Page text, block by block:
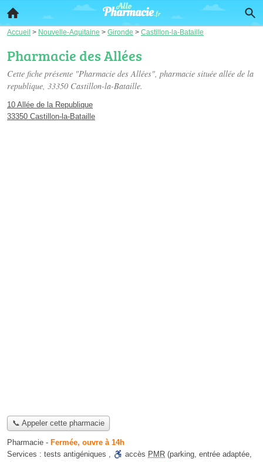
Accueil > Nouvelle-Aquitaine > Gironde > Castillon-la-Bataille
Pharmacie des Allées
Cette fiche présente "Pharmacie des Allées", pharmacie située allée de la
republique, 33350 Castillon-la-Bataille.
10 Allée de la Republique
33350 Castillon-la-Bataille
📞 Appeler cette pharmacie
Pharmacie - Fermée, ouvre à 14h
Services : tests antigéniques , accès PMR (parking, entrée adaptée,